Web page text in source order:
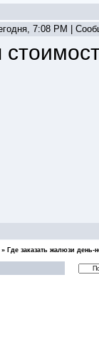
7:08 PM |
Где заказать жалюзи день-